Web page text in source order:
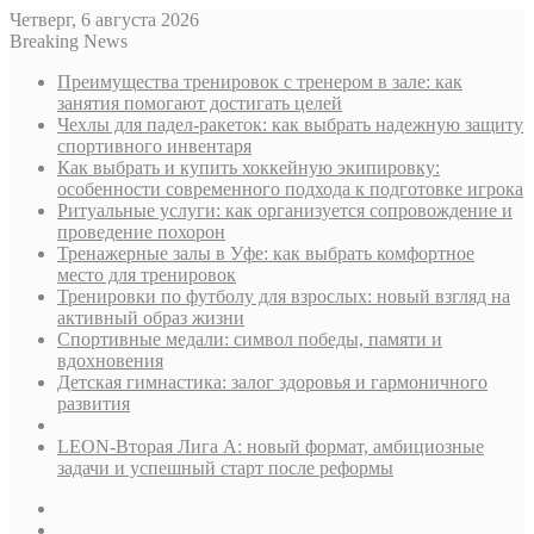
Четверг, 6 августа 2026
Breaking News
Преимущества тренировок с тренером в зале: как
занятия помогают достигать целей
Чехлы для падел-ракеток: как выбрать надежную защиту
спортивного инвентаря
Как выбрать и купить хоккейную экипировку:
особенности современного подхода к подготовке игрока
Ритуальные услуги: как организуется сопровождение и
проведение похорон
Тренажерные залы в Уфе: как выбрать комфортное
место для тренировок
Тренировки по футболу для взрослых: новый взгляд на
активный образ жизни
Спортивные медали: символ победы, памяти и
вдохновения
Детская гимнастика: залог здоровья и гармоничного
развития
LEON-Вторая Лига А: новый формат, амбициозные
задачи и успешный старт после реформы